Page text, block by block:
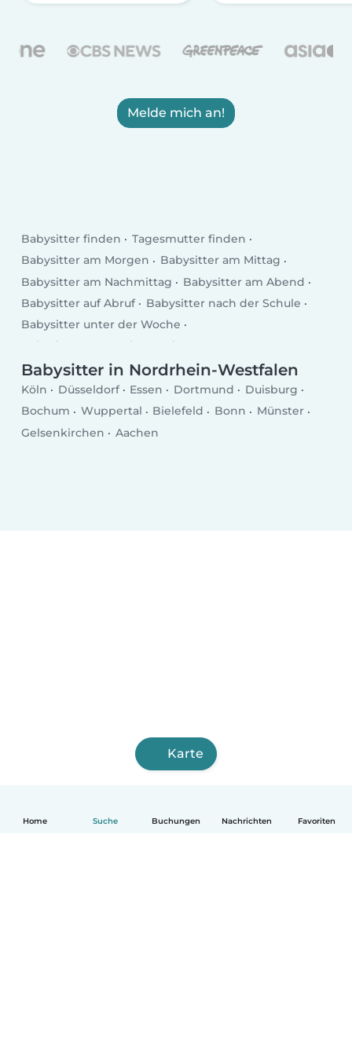
Home Suche Buchungen Nachrichten Favoriten
Melde mich an!
Babysitter finden
Tagesmutter finden
Babysitter am Morgen
Babysitter am Mittag
Babysitter am Nachmittag
Babysitter am Abend
Babysitter auf Abruf
Babysitter nach der Schule
Babysitter unter der Woche
Babysitter am Wochenende
Babysitter in Nordrhein-Westfalen
Köln Düsseldorf Essen Dortmund
Duisburg
Bochum
Wuppertal Bielefeld Bonn
Münster
Gelsenkirchen
Aachen
Karte